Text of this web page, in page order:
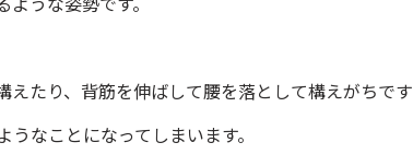
たり、背筋を伸ばして腰を落として構えがちです
なことになってしまいます。